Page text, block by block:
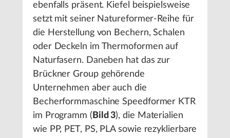
ebenfalls präsent. Kiefel beispielsweise
setzt mit seiner Natureformer-Reihe für
die Herstellung von Bechern, Schalen
oder Deckeln im Thermoformen auf
Naturfasern. Daneben hat das zur
Brückner Group gehörende
Unternehmen aber auch die
Becherformmaschine Speedformer KTR
im Programm ( Bild 3), die Materialien
wie PP, PET, PS, PLA sowie rezyklierbare